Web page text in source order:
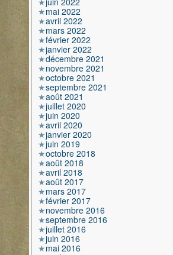
mai 2022
avril 2022
mars 2022
février 2022
janvier 2022
décembre 2021
novembre 2021
octobre 2021
septembre 2021
août 2021
juillet 2020
juin 2020
avril 2020
janvier 2020
juin 2019
octobre 2018
août 2018
avril 2018
août 2017
mars 2017
février 2017
novembre 2016
septembre 2016
juillet 2016
juin 2016
mai 2016